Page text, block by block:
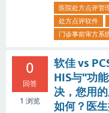
医院处方点评管
处方点评软件
门诊事前审方系
0
回答
1 浏览
软佳 vs
HIS与"功
决，您用
如何？医